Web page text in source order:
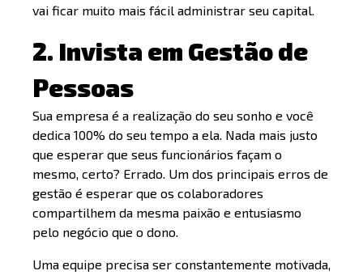
vai ficar muito mais fácil administrar seu capital.
2. Invista em Gestão de
Pessoas
Sua empresa é a realização do seu sonho e você
dedica 100% do seu tempo a ela. Nada mais justo
que esperar que seus funcionários façam o
mesmo, certo? Errado. Um dos principais erros de
gestão é esperar que os colaboradores
compartilhem da mesma paixão e entusiasmo
pelo negócio que o dono.
Uma equipe precisa ser constantemente motivada,